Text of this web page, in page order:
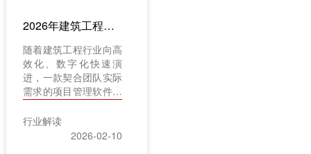
目管理系统以其深耕行
业的专业性和全面的智
能化功能，成为工程企
业数字化转型的优先选
择。
2026年建筑工程管理软件推荐：8款主流工具全面对比，助你精准选型
随着建筑工程行业向高
效化、数字化快速演
进，一款契合团队实际
需求的项目管理软件，
正日益成为企业提升协
同效率、把控成本与风
险的核心工具。面对
行业解读
2026-02-10